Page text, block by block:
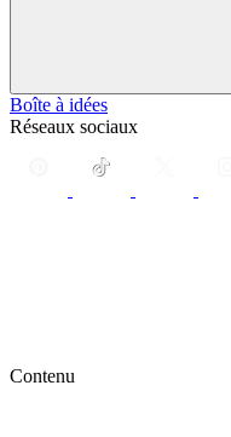
Boîte à idées
Réseaux sociaux
Contenu